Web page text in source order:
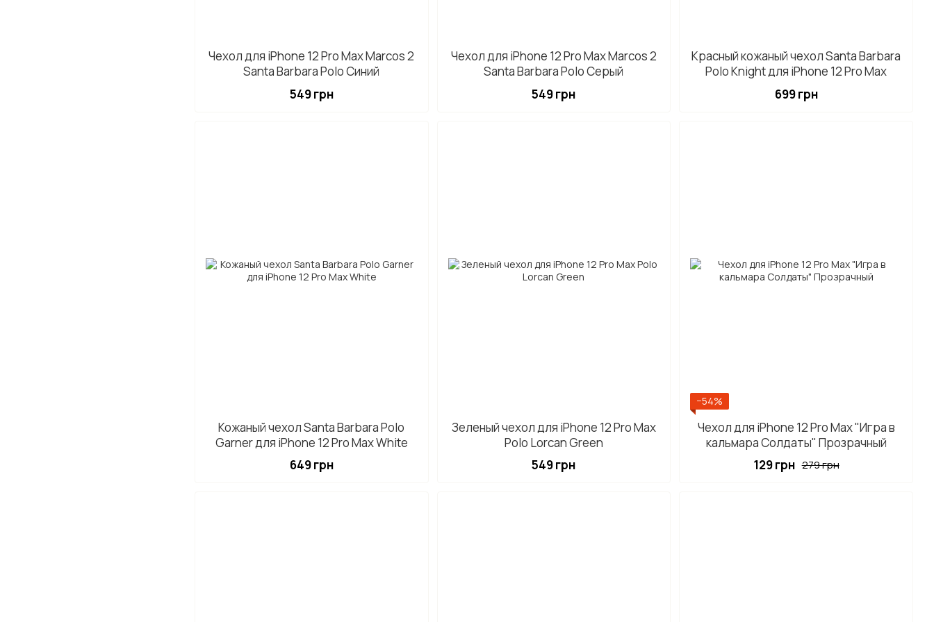
Чехол для iPhone 12 Pro Max Marcos 2
Santa Barbara Polo Синий
549 грн
Чехол для iPhone 12 Pro Max Marcos 2
Santa Barbara Polo Серый
549 грн
Красный кожаный чехол Santa Barbara
Polo Knight для iPhone 12 Pro Max
699 грн
Кожаный чехол Santa Barbara Polo
Garner для iPhone 12 Pro Max White
649 грн
Зеленый чехол для iPhone 12 Pro Max
Polo Lorcan Green
549 грн
−54%
Чехол для iPhone 12 Pro Max "Игра в
кальмара Солдаты" Прозрачный
279 грн
129 грн